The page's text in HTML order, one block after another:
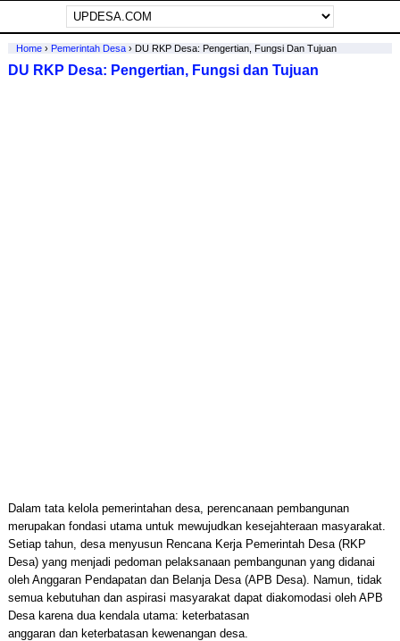
Home› Pemerintah Desa› DU RKP Desa: Pengertian, Fungsi Dan Tujuan
DU RKP Desa: Pengertian, Fungsi dan Tujuan
Dalam tata kelola pemerintahan desa, perencanaan pembangunan
merupakan fondasi utama untuk mewujudkan kesejahteraan masyarakat.
Setiap tahun, desa menyusun Rencana Kerja Pemerintah Desa (RKP
Desa) yang menjadi pedoman pelaksanaan pembangunan yang didanai
oleh Anggaran Pendapatan dan Belanja Desa (APB Desa). Namun, tidak
semua kebutuhan dan aspirasi masyarakat dapat diakomodasi oleh APB
Desa karena dua kendala utama: keterbatasan
anggaran dan keterbatasan kewenangan desa.